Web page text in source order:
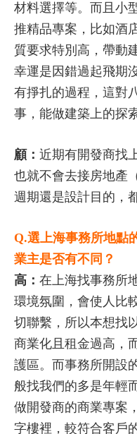
材料選擇等。而且小
推精品專案，比如酒
質要求特別高，帶動
幸運是因錯過起飛期
有掙扎的過程，這對
事，能做建築上的探索
顧： 近期有開發商找
也就不會去接房地產
週期還是設計目的，
Q.選上海事務所地點
業主是否有不同？
高： 在上海找事務所
環境氛圍，會使人比
切聯繫，所以本想找
商業化且租金過高，
護區。而事務所開設
般找我們的多是年輕
做開發商的商業專案
字樓裡，較符合客戶